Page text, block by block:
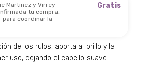
Martinez y Virrey
tu compra,
coordinar la
Gratis
de los rulos, aporta al brillo y la
uso, dejando el cabello suave.